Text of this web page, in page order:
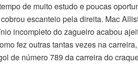
de muito estudo e poucas
escanteio pela direita. Mac
incompleto do zagueiro acabou
fez outras tantas vezes na
de número 789 da carreira do